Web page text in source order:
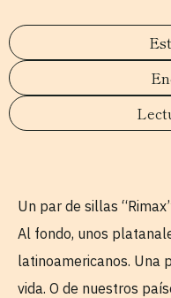
Un par de sillas
Al fondo, unos
latinoamericanos. Una
vida. O de nuestros